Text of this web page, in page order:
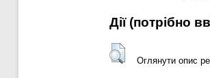
Дії ​​(потрібно
Оглянути опис